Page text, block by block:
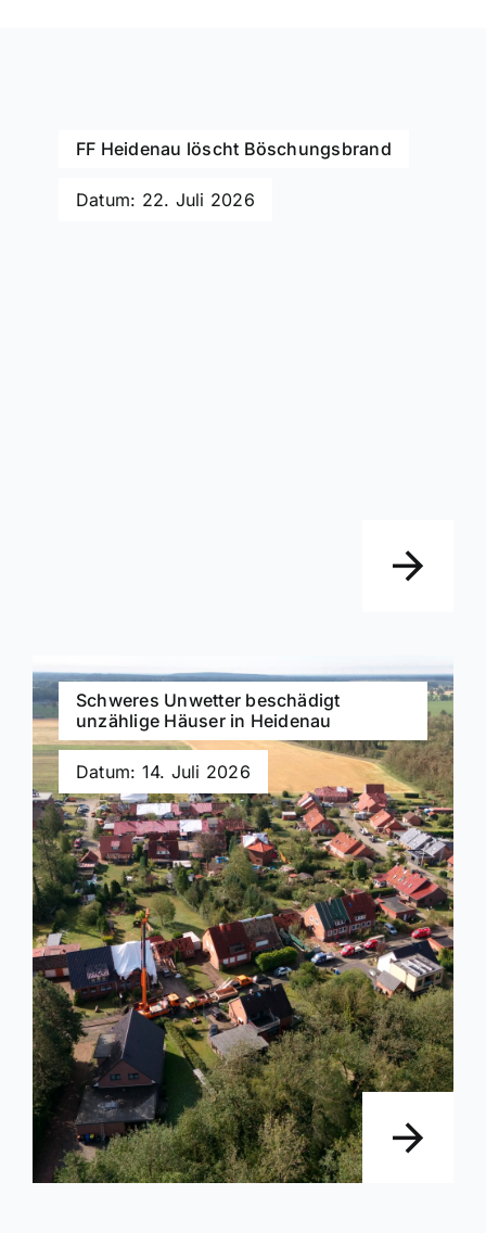
FF Heidenau löscht Böschungsbrand
Datum: 22. Juli 2026
Schweres Unwetter beschädigt
unzählige Häuser in Heidenau
Datum: 14. Juli 2026